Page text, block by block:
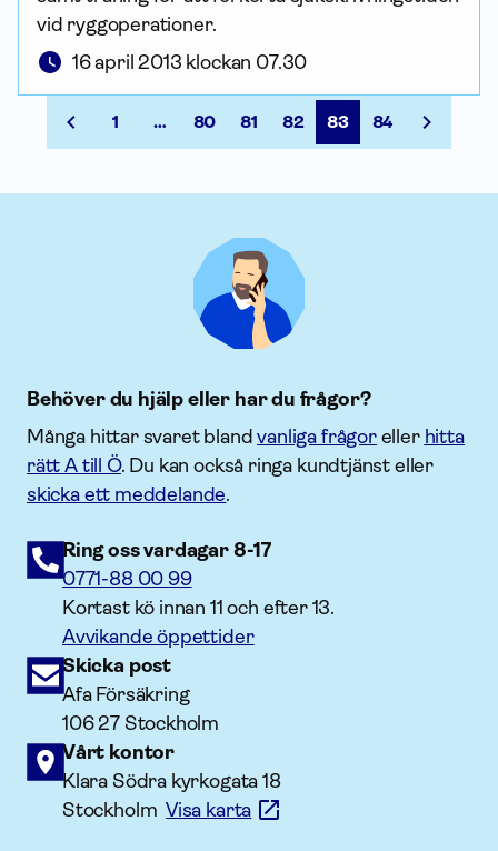
vid ryggoperationer.
16 april 2013 klockan 07.30
1 … 80 81 82 83 84
Behöver du hjälp eller har du frågor?
Många hittar svaret blandvanliga frågoreller hitta
rätt A till Ö. Du kan också ringa kundtjänst eller
skicka ett meddelande.
Ring oss vardagar 8-17
0771-88 00 99
Kortast kö innan 11 och efter 13.
Avvikande öppettider
Skicka post
Afa Försäkring
106 27 Stockholm
Vårt kontor
Klara Södra kyrkogata 18
StockholmVisa karta